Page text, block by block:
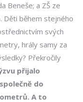
Beneše; a ZŠ ze
Děti během stejného
svých
hrály samy za
Překročily
přijalo
do
A to